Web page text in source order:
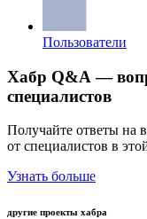
Пользователи
Хабр Q&A —
специалистов
Получайте ответы на
от специалистов в
Узнать больше
другие проекты хабра